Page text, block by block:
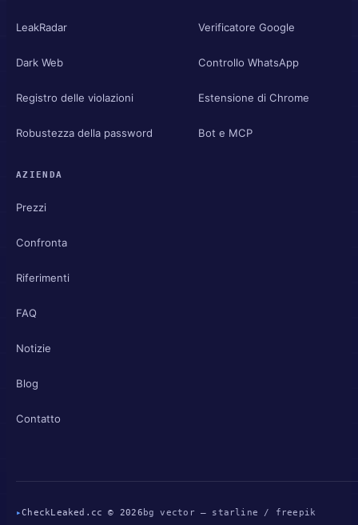
LeakRadar
Dark Web
Registro delle violazioni
Robustezza della password
Verificatore Google
Controllo WhatsApp
Estensione di Chrome
Bot e MCP
AZIENDA
Prezzi
Confronta
Riferimenti
FAQ
Notizie
Blog
Contatto
▸CheckLeaked.cc © 2026 bg vector — starline / freepik